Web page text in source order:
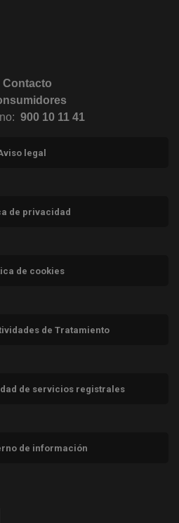
(abre en ventana nueva)
Contacto
900 10 11 41
legal
de privacidad
de cookies
de Tratamiento
de servicios registrales
de información